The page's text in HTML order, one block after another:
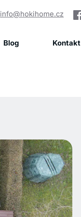
Blog Kontakt
info@hokihome.cz